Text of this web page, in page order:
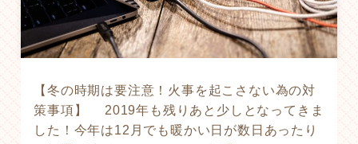
【冬の時期は要注意！火事を起こさない為の対
策事項】 2019年も残りあと少しとなってきま
した！今年は12月でも暖かい日が数日あったり